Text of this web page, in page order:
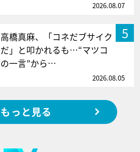
2026.08.07
5
高橋真麻、「コネだブサイク
だ」と叩かれるも…“マツコ
の一言”から…
2026.08.05
もっと見る